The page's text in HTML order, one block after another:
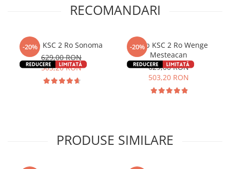
RECOMANDARI
-20%
Dulap KSC 2 Ro Sonoma
629,00 RON
503,20 RON
-20%
Dulap KSC 2 Ro Wenge
Mesteacan
629,00 RON
503,20 RON
PRODUSE SIMILARE